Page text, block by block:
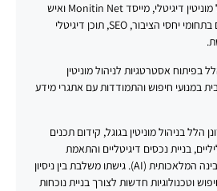
רונן הלל הוא מומחה לניהול מוניטין דיגיטלי, מייסד Monitin Net ואיש
תקשורת בעל ניסיון רב שנים בתחומי יחסי הציבור, SEO, תוכן דיגיטלי
רונן הלל בפיתוח אסטרטגיות לניהול מוניטין
במנועי חיפוש והתמודדות עם אתגרי מידע
בניהול מוניטין בגוגל, קידום תכנים
בניית נכסים דיגיטליים והתאמת
אסטרטגיות מוניטין לעידן הבינה המלאכותית (AI). גישתו משלבת בין ניסיון
וטכנולוגיות חדשות לצורך בניית נוכחות